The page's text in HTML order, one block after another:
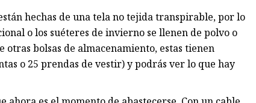
hechas de una tela no tejida transpirable, por lo
o los suéteres de invierno se llenen de polvo o
otras bolsas de almacenamiento, estas tienen
o 25 prendas de vestir) y podrás ver lo que hay